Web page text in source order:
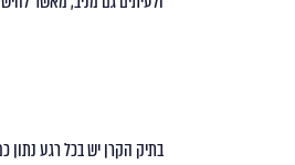
בתיק הקרן יש בכל רגע נתון